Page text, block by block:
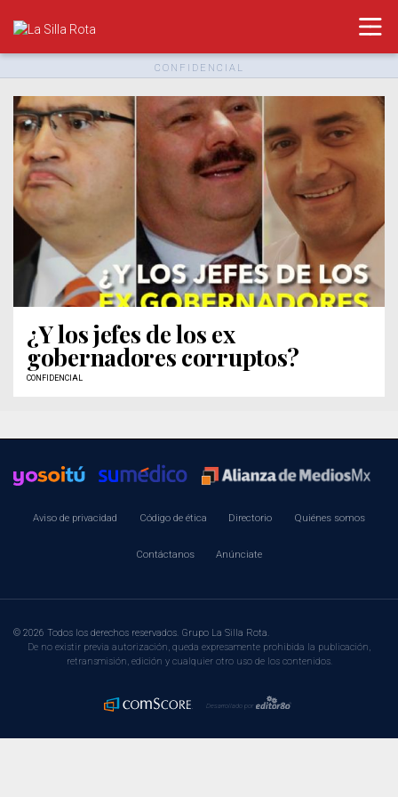
CONFIDENCIAL
¿Y los jefes de los ex
gobernadores corruptos?
CONFIDENCIAL
Aviso de privacidad Código de ética Directorio Quiénes somos
Contáctanos Anúnciate
© 2026 Todos los derechos reservados. Grupo La Silla Rota.
De no existir previa autorización, queda expresamente prohibida la publicación,
retransmisión, edición y cualquier otro uso de los contenidos.
Desarrollado por